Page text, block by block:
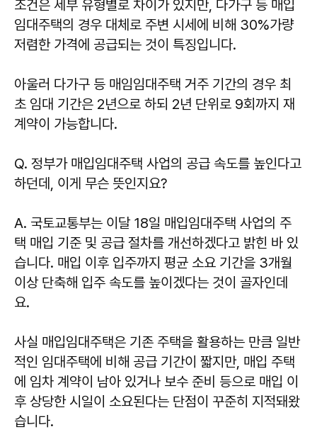
조건은 세부 유형별로 차이가 있지만, 다가구 등 매입
임대주택의 경우 대체로 주변 시세에 비해 30%가량
저렴한 가격에 공급되는 것이 특징입니다.
아울러 다가구 등 매임임대주택 거주 기간의 경우 최
초 임대 기간은 2년으로 하되 2년 단위로 9회까지 재
계약이 가능합니다.
Q. 정부가 매입임대주택 사업의 공급 속도를 높인다고
하던데, 이게 무슨 뜻인지요?
A. 국토교통부는 이달 18일 매입임대주택 사업의 주
택 매입 기준 및 공급 절차를 개선하겠다고 밝힌 바 있
습니다. 매입 이후 입주까지 평균 소요 기간을 3개월
이상 단축해 입주 속도를 높이겠다는 것이 골자인데
요.
사실 매입임대주택은 기존 주택을 활용하는 만큼 일반
적인 임대주택에 비해 공급 기간이 짧지만, 매입 주택
에 임차 계약이 남아 있거나 보수 준비 등으로 매입 이
후 상당한 시일이 소요된다는 단점이 꾸준히 지적돼왔
습니다.